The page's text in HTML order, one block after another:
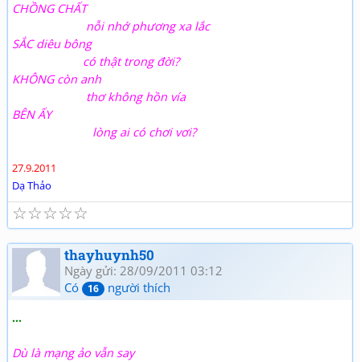
CHỒNG CHẤT
nỗi nhớ phương xa lắc
SẮC diêu bông
có thật trong đời?
KHÔNG còn anh
thơ không hồn vía
BÊN ẤY
lòng ai có chơi vơi?
27.9.2011
Dạ Thảo
☆
☆
☆
☆
☆
thayhuynh50
Ngày gửi: 28/09/2011 03:12
Có
16 người thích
…
Dù là mạng ảo vẫn say